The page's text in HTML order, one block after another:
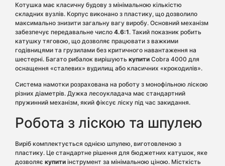
Котушка має класичну будову з мінімальною кількістю
складних вузлів. Корпус виконано з пластику, що дозволило
максимально знизити загальну вагу виробу. Основний механізм
забезпечує передавальне число 4.6:1. Такий показник робить
катушку тяговою, що дозволяє працювати з важкими
годівницями та грузилами без критичного навантаження на
шестерні. Багато рибалок вирішують купити Cobra 4000 для
оснащення «сталевих» вудилищ або класичних «крокодилів».
Система намотки розрахована на роботу з монофільною ліскою
різних діаметрів. Дужка лесоукладача має стандартний
пружинний механізм, який фіксує ліску під час закидання.
Робота з ліскою та шпулею
Виріб комплектується однією шпулею, виготовленою з
пластику. Це стандартне рішення для бюджетних катушок, яке
дозволяє купити інструмент за мінімальною ціною. Місткість